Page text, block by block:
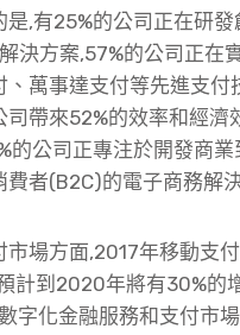
是,有25%的公司正在研
決方案,57%的公司正在
、萬事達支付等先進支付
司帶來52%的效率和經濟
的公司正專注於開發商
費者(B2C)的電子商務解
市場方面,2017年移動支
計到2020年將有30%的
字化金融服務和支付市